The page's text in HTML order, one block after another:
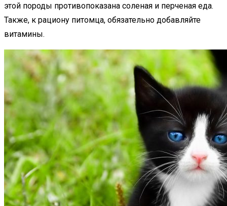
этой породы противопоказана соленая и перченая еда.
Также, к рациону питомца, обязательно добавляйте
витамины.